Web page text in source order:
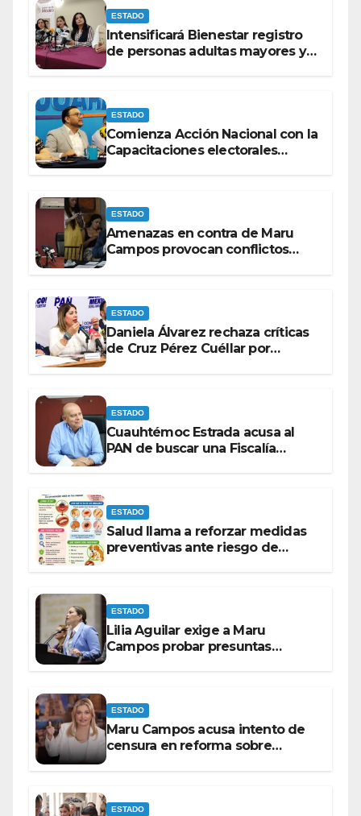
ESTADO
Intensificará Bienestar registro
de personas adultas mayores y
ESTADO
Comienza Acción Nacional con la
Capacitaciones electorales
ESTADO
Amenazas en contra de Maru
Campos provocan conflictos
ESTADO
Daniela Álvarez rechaza críticas
de Cruz Pérez Cuéllar por
ESTADO
Cuauhtémoc Estrada acusa al
PAN de buscar una Fiscalía
ESTADO
Salud llama a reforzar medidas
preventivas ante riesgo de
ESTADO
Lilia Aguilar exige a Maru
Campos probar presuntas
ESTADO
Maru Campos acusa intento de
censura en reforma sobre
ESTADO